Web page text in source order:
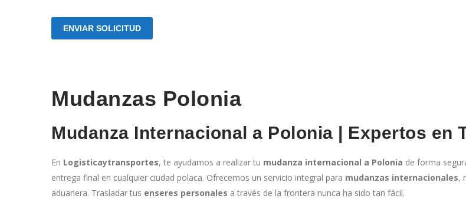
Mudanzas Polonia
Mudanza Internacional a Polonia | Expertos en
En Logisticaytransportes, te ayudamos a realizar tu mudanza internacional a Polonia de forma
entrega final en cualquier ciudad polaca. Ofrecemos un servicio integral para mudanzas internacionales,
aduanera. Trasladar tus enseres personales a través de la frontera nunca ha sido tan fácil.